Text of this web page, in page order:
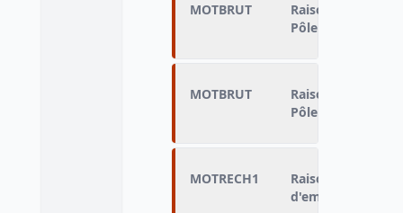
MOTBRUT
Raison non
Pôle emploi
MOTBRUT
Raison non
Pôle emploi
MOTRECH1
Raison de la
d'emploi malgré